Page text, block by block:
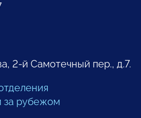
2-й Самотечный пер., д.7.
за рубежом